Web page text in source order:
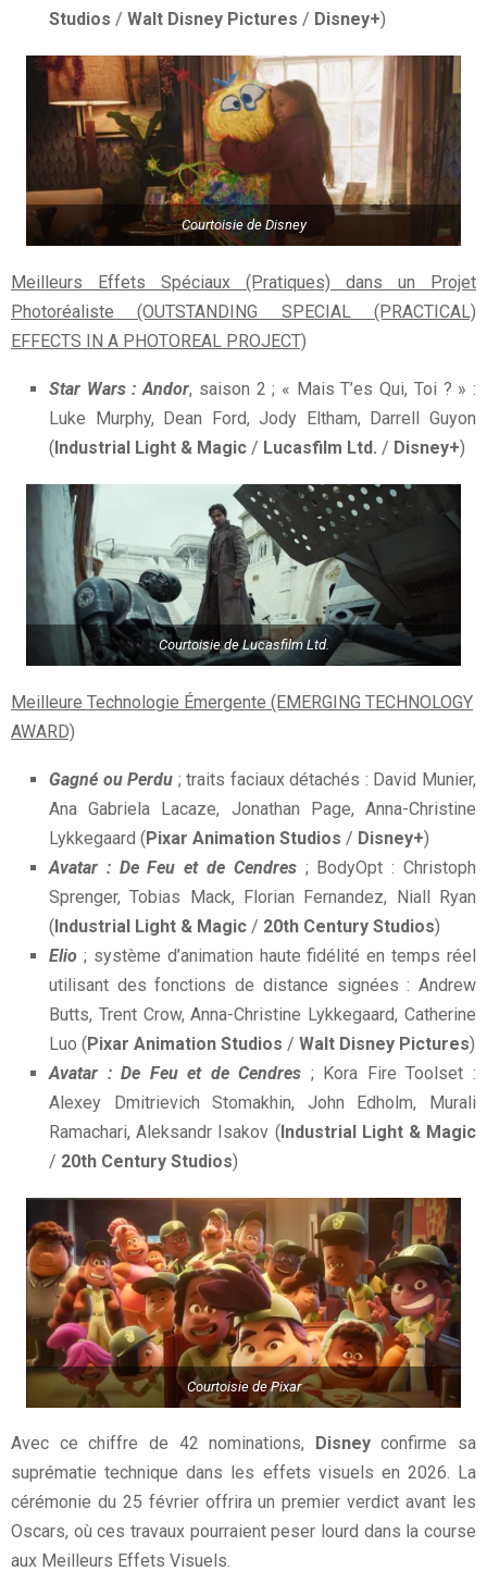
Studios / Walt Disney Pictures / Disney+)
Courtoisie de Disney
Meilleurs Effets Spéciaux (Pratiques) dans un Projet
Photoréaliste (OUTSTANDING SPECIAL (PRACTICAL)
EFFECTS IN A PHOTOREAL PROJECT)
Star Wars : Andor, saison 2 ; « Mais T’es Qui, Toi ? » :
Luke Murphy, Dean Ford, Jody Eltham, Darrell Guyon
(Industrial Light & Magic / Lucasfilm Ltd. / Disney+)
Courtoisie de Lucasfilm Ltd.
Meilleure Technologie Émergente (EMERGING TECHNOLOGY
AWARD)
Gagné ou Perdu ; traits faciaux détachés : David Munier,
Ana Gabriela Lacaze, Jonathan Page, Anna-Christine
Lykkegaard (Pixar Animation Studios / Disney+)
Avatar : De Feu et de Cendres; BodyOpt : Christoph
Sprenger, Tobias Mack, Florian Fernandez, Niall Ryan
(Industrial Light & Magic / 20th Century Studios)
Elio ; système d’animation haute fidélité en temps réel
utilisant des fonctions de distance signées : Andrew
Butts, Trent Crow, Anna-Christine Lykkegaard, Catherine
Luo (Pixar Animation Studios / Walt Disney Pictures)
Avatar : De Feu et de Cendres ; Kora Fire Toolset :
Alexey Dmitrievich Stomakhin, John Edholm, Murali
Ramachari, Aleksandr Isakov (Industrial Light & Magic
/ 20th Century Studios)
Courtoisie de Pixar
Avec ce chiffre de 42 nominations, Disneyconfirme sa
suprématie technique dans les effets visuels en 2026. La
cérémonie du 25 février offrira un premier verdict avant les
Oscars, où ces travaux pourraient peser lourd dans la course
aux Meilleurs Effets Visuels.